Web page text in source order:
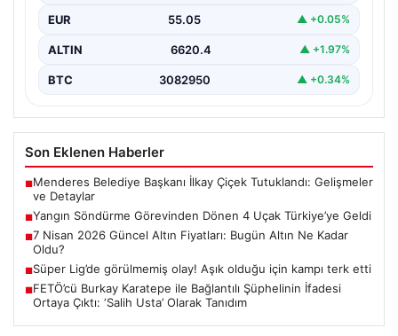
EUR 55.05 ▲ +0.05%
ALTIN 6620.4 ▲ +1.97%
BTC 3082950 ▲ +0.34%
Son Eklenen Haberler
■Menderes Belediye Başkanı İlkay Çiçek Tutuklandı: Gelişmeler
ve Detaylar
■Yangın Söndürme Görevinden Dönen 4 Uçak Türkiye’ye Geldi
■7 Nisan 2026 Güncel Altın Fiyatları: Bugün Altın Ne Kadar
Oldu?
■Süper Lig’de görülmemiş olay! Aşık olduğu için kampı terk etti
■FETÖ’cü Burkay Karatepe ile Bağlantılı Şüphelinin İfadesi
Ortaya Çıktı: ‘Salih Usta’ Olarak Tanıdım